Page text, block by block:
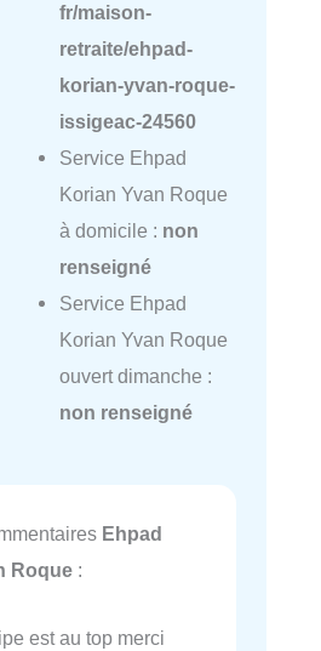
fr/maison-
retraite/ehpad-
korian-yvan-roque-
issigeac-24560
Service Ehpad
Korian Yvan Roque
à domicile : non
renseigné
Service Ehpad
Korian Yvan Roque
ouvert dimanche :
non renseigné
Ehpad
Roque :
est au top merci